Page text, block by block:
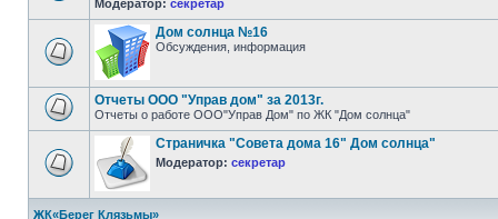
Модератор: ceкретар
Дом солнца №16
Обсуждения, информация
Отчеты ООО "Управ дом" за 2013г.
Отчеты о работе ООО"Управ Дом" по ЖК "Дом солнца"
Страничка "Совета дома 16" Дом солнца"
Модератор: ceкретар
ЖК«Берег Клязьмы»